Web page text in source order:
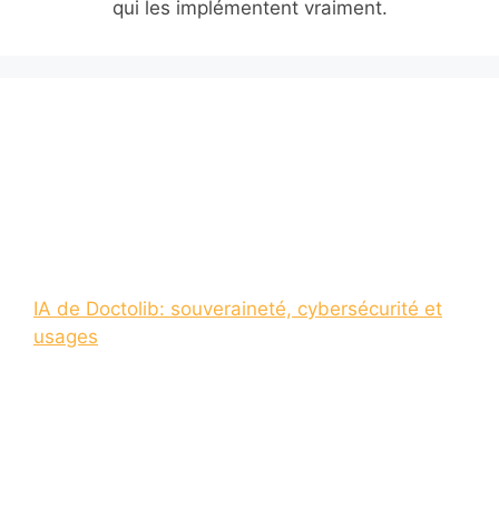
qui les implémentent vraiment.
IA de Doctolib: souveraineté, cybersécurité et
usages